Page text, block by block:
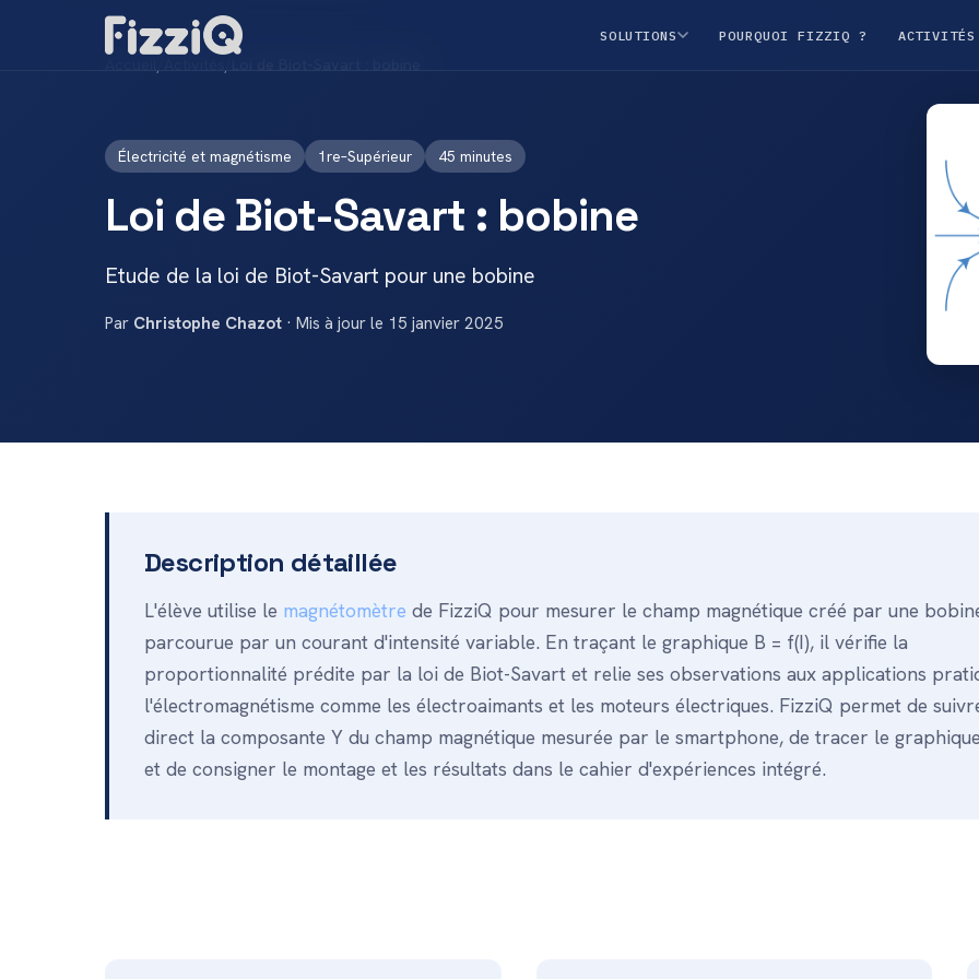
SOLUTIONS POURQUOI FIZZIQ ? ACTIVITÉS
Électricité et magnétisme 1re–Supérieur 45 minutes
Loi de Biot-Savart : bobine
Etude de la loi de Biot-Savart pour une bobine
Par Christophe Chazot · Mis à jour le 15 janvier 2025
Description détaillée
L'élève utilise le magnétomètre de FizziQ pour mesurer le champ magnétique créé par une
parcourue par un courant d'intensité variable. En traçant le graphique B = f(I), il vérifie la
proportionnalité prédite par la loi de Biot-Savart et relie ses observations aux applications
l'électromagnétisme comme les électroaimants et les moteurs électriques. FizziQ permet de
direct la composante Y du champ magnétique mesurée par le smartphone, de tracer le
et de consigner le montage et les résultats dans le cahier d'expériences intégré.